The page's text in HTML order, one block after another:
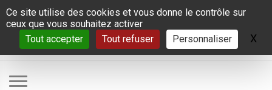
Panneau de gestion des cookies
Ce site utilise des cookies et vous donne le contrôle sur
ceux que vous souhaitez activer
Tout accepter
Tout refuser Personnaliser X